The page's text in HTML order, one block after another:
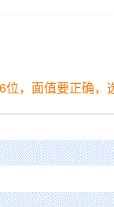
，面值要正确，